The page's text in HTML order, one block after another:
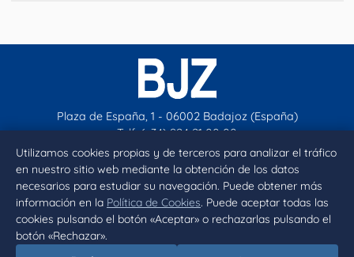
Utilizamos cookies propias y de terceros para analizar el tráfico
en nuestro sitio web mediante la obtención de los datos
necesarios para estudiar su navegación. Puede obtener más
información en la Política de Cookies. Puede aceptar todas las
cookies pulsando el botón «Aceptar» o rechazarlas pulsando el
botón «Rechazar».
Plaza de España, 1 - 06002 Badajoz (España)
Telf. (+34) 924 21 00 00
contacto@aytobadajoz.es
Facebook
X Instagram
YouTube
Inicio Aviso legal